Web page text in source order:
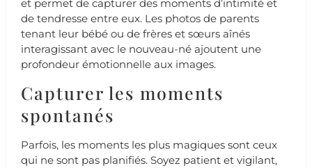
et permet de capturer des moments d’intimité et
de tendresse entre eux. Les photos de parents
tenant leur bébé ou de frères et sœurs aînés
interagissant avec le nouveau-né ajoutent une
profondeur émotionnelle aux images.
Capturer les moments
spontanés
Parfois, les moments les plus magiques sont ceux
qui ne sont pas planifiés. Soyez patient et vigilant,